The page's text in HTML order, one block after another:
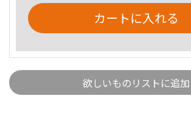
カートに入れる
欲しいものリストに追加